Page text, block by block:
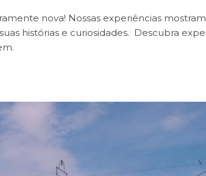
nova! Nossas experiências
histórias e curiosidades. Descubra